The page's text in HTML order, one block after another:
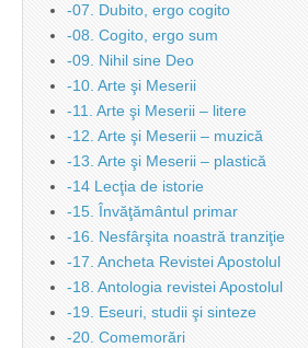
-07. Dubito, ergo cogito
-08. Cogito, ergo sum
-09. Nihil sine Deo
-10. Arte şi Meserii
-11. Arte şi Meserii – litere
-12. Arte şi Meserii – muzică
-13. Arte şi Meserii – plastică
-14 Lecţia de istorie
-15. Învăţământul primar
-16. Nesfârşita noastră tranziţie
-17. Ancheta Revistei Apostolul
-18. Antologia revistei Apostolul
-19. Eseuri, studii şi sinteze
-20. Comemorări